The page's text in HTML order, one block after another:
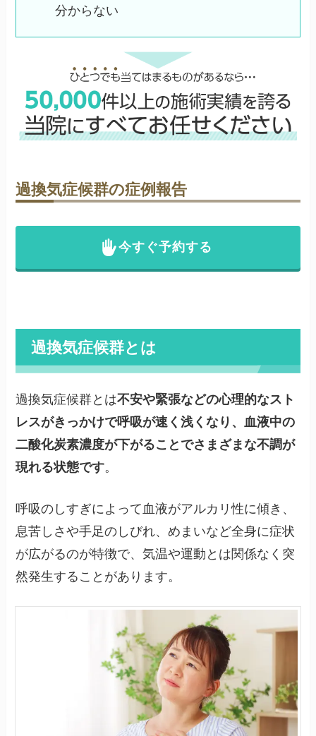
分からない
過換気症候群の症例報告
今すぐ予約する
過換気症候群とは
過換気症候群とは不安や緊張などの心理的なスト
レスがきっかけで呼吸が速く浅くなり、血液中の
二酸化炭素濃度が下がることでさまざまな不調が
現れる状態です。
呼吸のしすぎによって血液がアルカリ性に傾き、
息苦しさや手足のしびれ、めまいなど全身に症状
が広がるのが特徴で、気温や運動とは関係なく突
然発生することがあります。